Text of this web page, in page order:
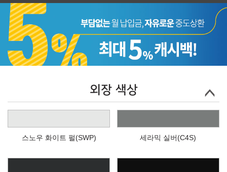
외장 색상
스노우 화이트 펄(SWP) 세라믹 실버(C4S)